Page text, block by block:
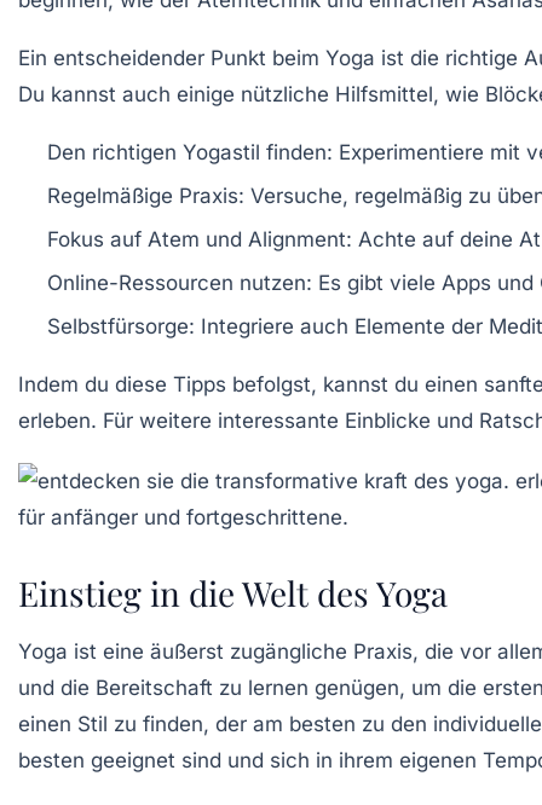
Ein entscheidender Punkt beim Yoga ist die richtige
Du kannst auch einige nützliche Hilfsmittel, wie
Den richtigen Yogastil finden: Experimentiere mit
Regelmäßige Praxis: Versuche, regelmäßig zu
Fokus auf Atem und Alignment: Achte auf deine
Online-Ressourcen nutzen: Es gibt viele Apps
Selbstfürsorge: Integriere auch Elemente der
Indem du diese Tipps befolgst, kannst du einen
erleben. Für weitere interessante Einblicke und
Einstieg in die Welt des Yoga
Yoga ist eine äußerst zugängliche Praxis, die vor
und die Bereitschaft zu lernen genügen, um die
einen Stil zu finden, der am besten zu den
besten geeignet sind und sich in ihrem eigenen